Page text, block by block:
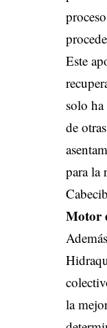
Este
solo
de
para la
Motor
la